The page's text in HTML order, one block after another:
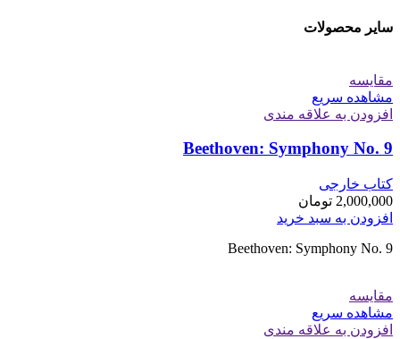
سایر محصولات
مقایسه
مشاهده سریع
افزودن به علاقه مندی
Beethoven: Symphony No. 9
کتاب خارجی
2,000,000 تومان
افزودن به سبد خرید
Beethoven: Symphony No. 9
مقایسه
مشاهده سریع
افزودن به علاقه مندی